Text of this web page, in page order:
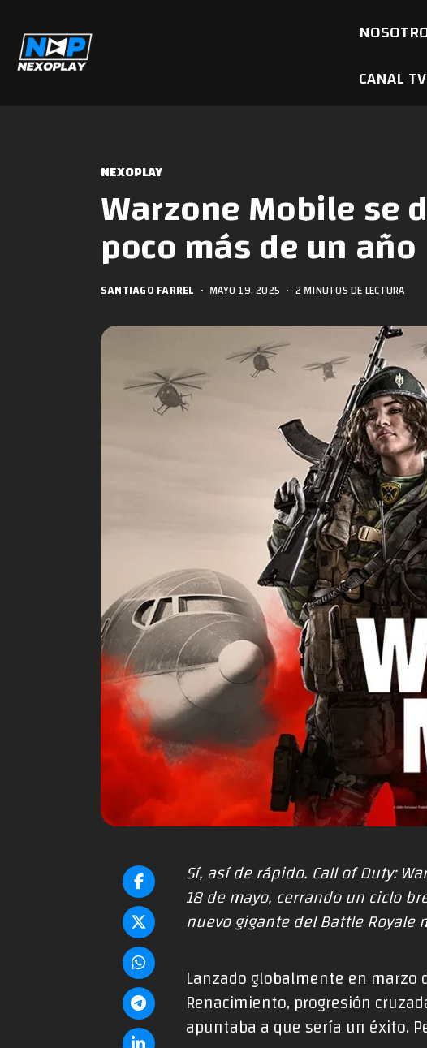
CANAL TV
NEXOPLAY
Warzone Mobile se
poco más de un año
SANTIAGO FARREL • MAYO 19, 2025 • 2 MINUTOS DE LECTURA
Sí, así de rápido. Call of Duty:
18 de mayo, cerrando un ciclo
nuevo gigante del Battle Royale
Lanzado globalmente en marzo
Renacimiento, progresión
apuntaba a que sería un éxito.